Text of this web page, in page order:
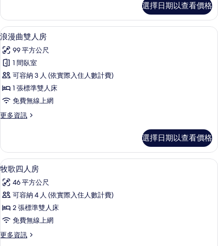
一
張
雙
人
床
的
所
有
相
曲
二
人
一
張
人
床
的
詳
情
選擇日期以查看價格
顯
示
浪
漫
曲
雙
人
房
所
有
相
片
浪漫曲雙人房 | 迷你吧、客房內保險箱
4
浪漫曲雙人房
99 平方公尺
1 間臥室
可容納 3 人 (依實際入住人數計費)
1 張標準雙人床
免費無線上網
更多資訊
更
曲
雙
人
房
的
詳
選擇日期以查看價格
顯
示
牧
歌
四
人
房
牧歌四人房 | 迷你吧、客房內保險箱、
4
牧歌四人房
46 平方公尺
可容納 4 人 (依實際入住人數計費)
2 張標準雙人床
免費無線上網
更多資訊
更